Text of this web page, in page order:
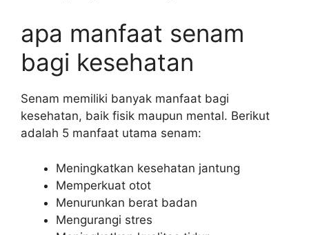
apa manfaat senam
bagi kesehatan
Senam memiliki banyak manfaat bagi
kesehatan, baik fisik maupun mental. Berikut
adalah 5 manfaat utama senam:
Meningkatkan kesehatan jantung
Memperkuat otot
Menurunkan berat badan
Mengurangi stres